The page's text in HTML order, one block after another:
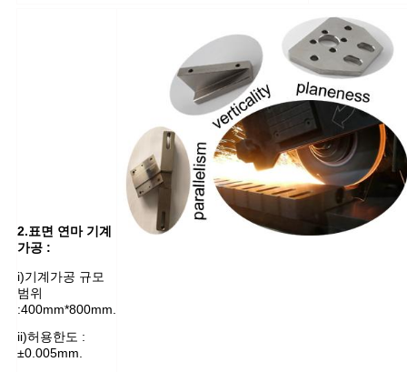
2.표면 연마 기계
가공 :
i)기계가공 규모
범위
:400mm*800mm.
ii)허용한도 :
±0.005mm.